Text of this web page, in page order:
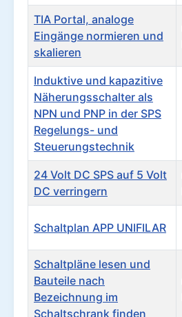
TIA Portal, analoge
Eingänge normieren und
skalieren
Induktive und kapazitive
Näherungsschalter als
NPN und PNP in der SPS
Regelungs- und
Steuerungstechnik
24 Volt DC SPS auf 5 Volt
DC verringern
Schaltplan APP UNIFILAR
Schaltpläne lesen und
Bauteile nach
Bezeichnung im
Schaltschrank finden